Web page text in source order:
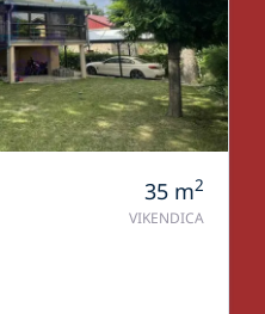
35 m2
VIKENDICA